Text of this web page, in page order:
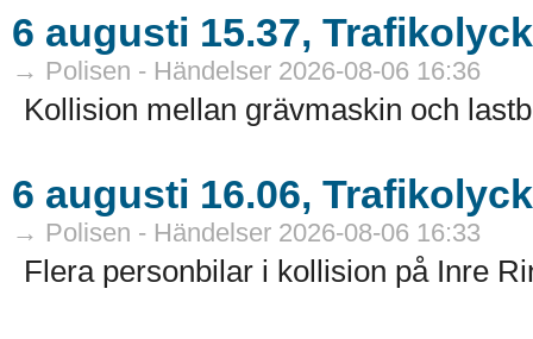
6 augusti 15.37,
→ Polisen - Händelser 2026-08-06 16:36
Kollision mellan grävmaskin och
6 augusti 16.06,
→ Polisen - Händelser 2026-08-06 16:33
Flera personbilar i kollision på Inre